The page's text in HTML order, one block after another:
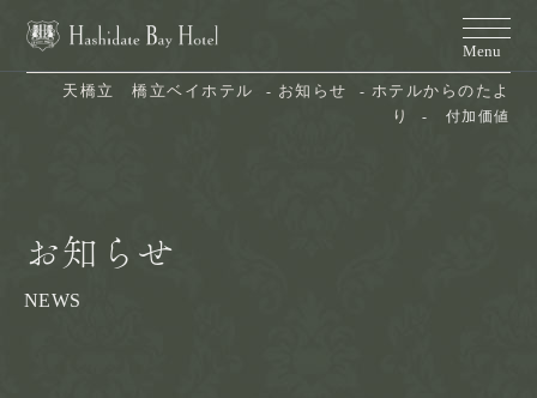
天橋立　橋立ベイホテル お知らせ
ホテルからのたよ
り
付加価値
お知らせ
NEWS